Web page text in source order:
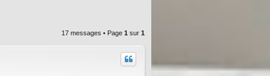
r
17 messages • Page 1 sur 1